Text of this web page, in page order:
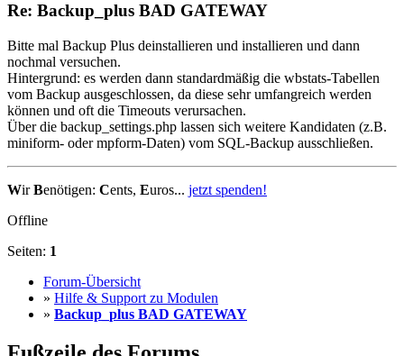
Re: Backup_plus BAD GATEWAY
Bitte mal Backup Plus deinstallieren und installieren und dann
nochmal versuchen.
Hintergrund: es werden dann standardmäßig die wbstats-Tabellen
vom Backup ausgeschlossen, da diese sehr umfangreich werden
können und oft die Timeouts verursachen.
Über die backup_settings.php lassen sich weitere Kandidaten (z.B.
miniform- oder mpform-Daten) vom SQL-Backup ausschließen.
WirBenötigen: Cents, Euros... jetzt spenden!
Offline
Seiten: 1
Forum-Übersicht
» Hilfe & Support zu Modulen
» Backup_plus BAD GATEWAY